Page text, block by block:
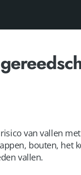
van vallen
bouten, het
vallen.